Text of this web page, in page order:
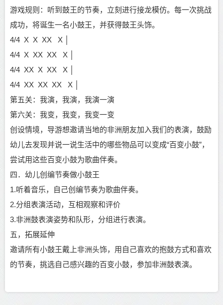
游戏规则：听到鼓王的节奏，立刻进行接龙模仿。每一次挑战
成功，将诞生一名小鼓王，并获得鼓王头饰。
4/4 X X XX X │
4/4 X XX XX X │
4/4 XX X XX X │
4/4 XX XX XX X │
第五关：我演，我演，我演一演
第六关：我变，我变，我变一变
创设情境，导游想邀请当地的非洲朋友加入我们的表演，鼓励
幼儿去发现并说一说生活中的哪些物品可以变成“百变小鼓”，
尝试用这些百变小鼓为歌曲伴奏。
四．幼儿创编节奏做小鼓王
1.听着音乐，自己创编节奏为歌曲伴奏。
2.分组表演活动，互相观察和评价
3.非洲鼓表演姿势和队形，分组进行表演。
五，拓展延伸
邀请所有小鼓王戴上非洲头饰，用自己喜欢的抱鼓方式和喜欢
的节奏，挑选自己感兴趣的百变小鼓，参加非洲鼓表演。